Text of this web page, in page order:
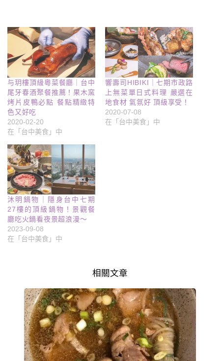
与玥樓頂級粵菜餐廳｜台中
尾牙春酒聚餐推薦！果木窯
烤片皮鴨必點 餐點精緻特
色又好吃
2020-02-20
在「台中美食」中
響壽司HIBIKI｜七期市政路
上無菜單日式料理 嚴選在
地食材 氣氛好 頂級享受！
2020-07-08
在「台中美食」中
沐明鍋物｜隱身台中七期
27樓的頂級鍋物！景觀餐
廳吃火鍋看夜景超浪漫～
2023-09-08
在「台中美食」中
相關文章